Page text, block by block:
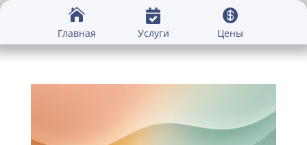

Главная

Услуги

Цены